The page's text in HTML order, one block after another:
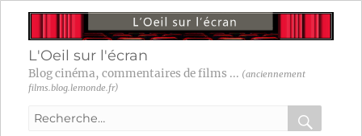
L'Oeil sur l'écran
Blog cinéma, commentaires de films ... (anciennement
films.blog.lemonde.fr)
Recherche